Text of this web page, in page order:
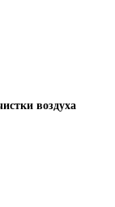
воздуха